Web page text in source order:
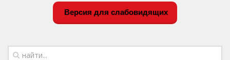
Версия для слабовидящих